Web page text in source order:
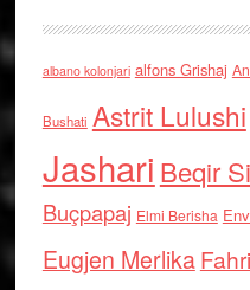
albano kolonjari alfons Grishaj
Bushati Astrit Lulushi
Jashari Beqir
Buçpapaj Elmi Berisha
Eugjen Merlika